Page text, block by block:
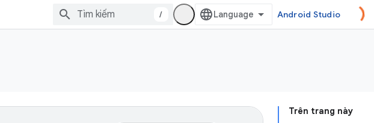
/ Android Studio
Trên trang này